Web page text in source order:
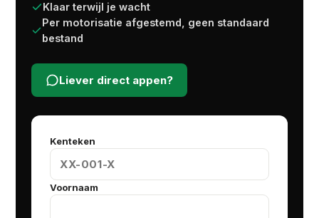
Klaar terwijl je wacht
Per motorisatie afgestemd, geen standaard
bestand
Liever direct appen?
Kenteken
Voornaam